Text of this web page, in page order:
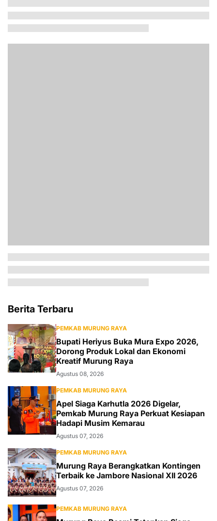
Berita Terbaru
PEMKAB MURUNG RAYA
Bupati Heriyus Buka Mura Expo 2026,
Dorong Produk Lokal dan Ekonomi
Kreatif Murung Raya
Agustus 08, 2026
PEMKAB MURUNG RAYA
Apel Siaga Karhutla 2026 Digelar,
Pemkab Murung Raya Perkuat Kesiapan
Hadapi Musim Kemarau
Agustus 07, 2026
PEMKAB MURUNG RAYA
Murung Raya Berangkatkan Kontingen
Terbaik ke Jambore Nasional XII 2026
Agustus 07, 2026
PEMKAB MURUNG RAYA